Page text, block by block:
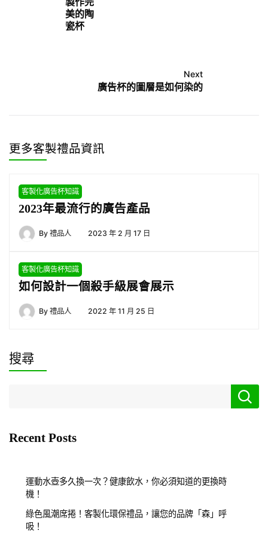
美的陶
瓷杯
Next
廣告杯的圖層是如何染的
更多客製禮品資訊
客製化廣告杯知識
2023年最流行的廣告產品
By 禮品人 2023 年 2 月 17 日
客製化廣告杯知識
如何設計一個殺手級展會展示
By 禮品人 2022 年 11 月 25 日
搜尋
Recent Posts
運動水壺多久換一次？健康飲水，你必須知道的更換時
機！
綠色風潮席捲！客製化環保禮品，讓您的品牌「森」呼
吸！